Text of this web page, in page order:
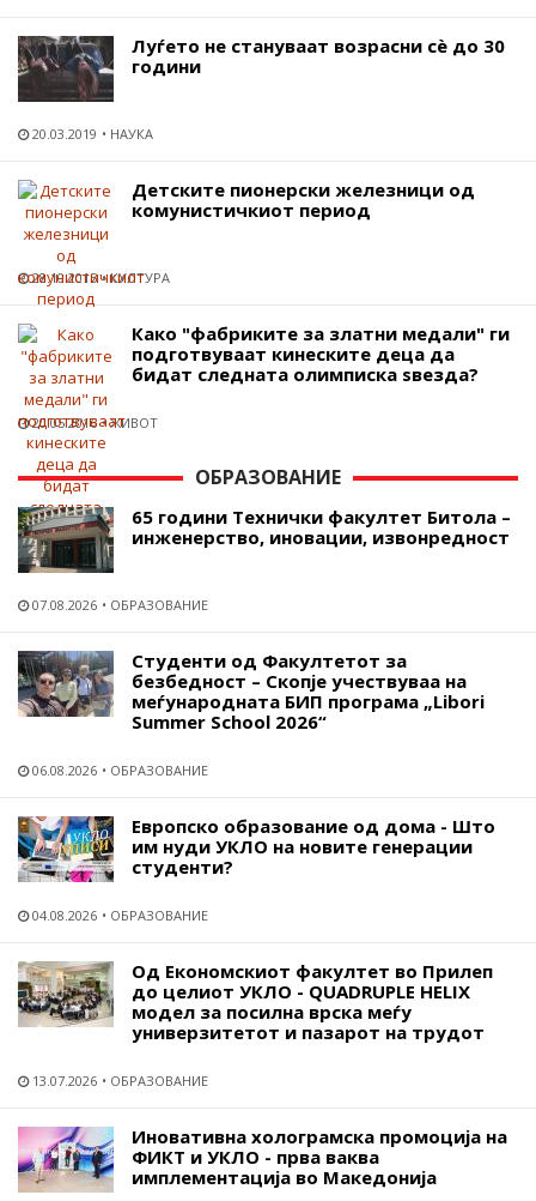
Луѓето не стануваат возрасни сѐ до 30
години
20.03.2019 НАУКА
Детските пионерски железници од
комунистичкиот период
28.10.2015 КУЛТУРА
Како "фабриките за златни медали" ги
подготвуваат кинеските деца да
бидат следната олимписка ѕвезда?
20.05.2016 ЖИВОТ
ОБРАЗОВАНИЕ
65 години Технички факултет Битола –
инженерство, иновации, извонредност
07.08.2026 ОБРАЗОВАНИЕ
Студенти од Факултетот за
безбедност – Скопје учествуваа на
меѓународната БИП програма „Libori
Summer School 2026“
06.08.2026 ОБРАЗОВАНИЕ
Европско образование од дома - Што
им нуди УКЛО на новите генерации
студенти?
04.08.2026 ОБРАЗОВАНИЕ
Од Економскиот факултет во Прилеп
до целиот УКЛО - QUADRUPLE HELIX
модел за посилна врска меѓу
универзитетот и пазарот на трудот
13.07.2026 ОБРАЗОВАНИЕ
Иновативна холограмска промоција на
ФИКТ и УКЛО - прва ваква
имплементација во Македонија